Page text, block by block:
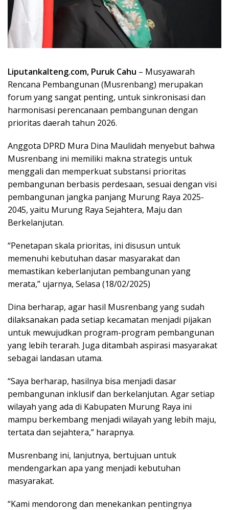
Liputankalteng.com, Puruk Cahu – Musyawarah
Rencana Pembangunan (Musrenbang) merupakan
forum yang sangat penting, untuk sinkronisasi dan
harmonisasi perencanaan pembangunan dengan
prioritas daerah tahun 2026.
Anggota DPRD Mura Dina Maulidah menyebut bahwa
Musrenbang ini memiliki makna strategis untuk
menggali dan memperkuat substansi prioritas
pembangunan berbasis perdesaan, sesuai dengan visi
pembangunan jangka panjang Murung Raya 2025-
2045, yaitu Murung Raya Sejahtera, Maju dan
Berkelanjutan.
“Penetapan skala prioritas, ini disusun untuk
memenuhi kebutuhan dasar masyarakat dan
memastikan keberlanjutan pembangunan yang
merata,” ujarnya, Selasa (18/02/2025)
Dina berharap, agar hasil Musrenbang yang sudah
dilaksanakan pada setiap kecamatan menjadi pijakan
untuk mewujudkan program-program pembangunan
yang lebih terarah. Juga ditambah aspirasi masyarakat
sebagai landasan utama.
“Saya berharap, hasilnya bisa menjadi dasar
pembangunan inklusif dan berkelanjutan. Agar setiap
wilayah yang ada di Kabupaten Murung Raya ini
mampu berkembang menjadi wilayah yang lebih maju,
tertata dan sejahtera,” harapnya.
Musrenbang ini, lanjutnya, bertujuan untuk
mendengarkan apa yang menjadi kebutuhan
masyarakat.
“Kami mendorong dan menekankan pentingnya